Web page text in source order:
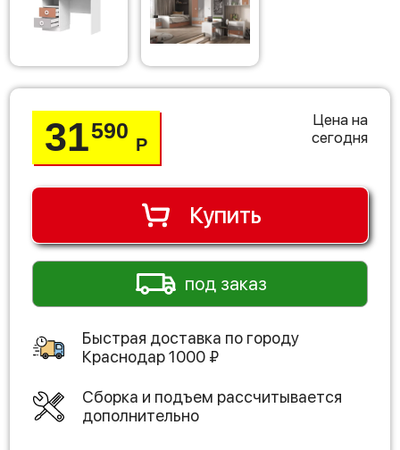
31590
Р
Цена на
сегодня
Купить
под заказ
Быстрая доставка по городу
Краснодар1000 ₽
Сборка и подъем рассчитывается
дополнительно